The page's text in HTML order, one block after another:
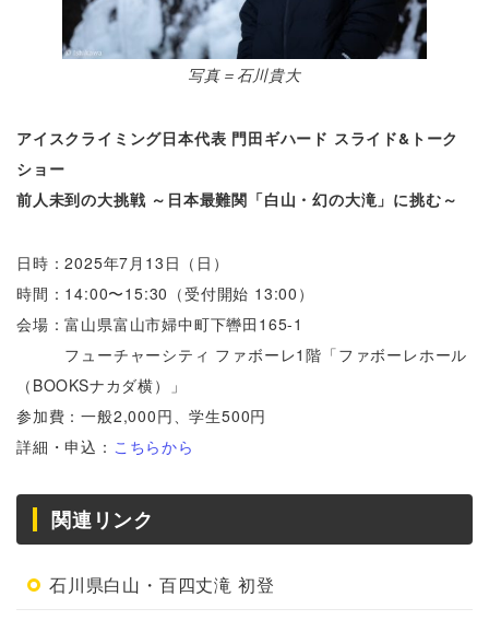
写真＝石川貴大
アイスクライミング日本代表 門田ギハード スライド&トーク
ショー
前人未到の大挑戦 ～日本最難関「白山・幻の大滝」に挑む～
日時：2025年7月13日（日）
時間：14:00〜15:30（受付開始 13:00）
会場：富山県富山市婦中町下轡田165-1
フューチャーシティ ファボーレ1階「ファボーレホール
（BOOKSナカダ横）」
参加費：一般2,000円、学生500円
詳細・申込： こちらから
関連リンク
石川県白山・百四丈滝 初登